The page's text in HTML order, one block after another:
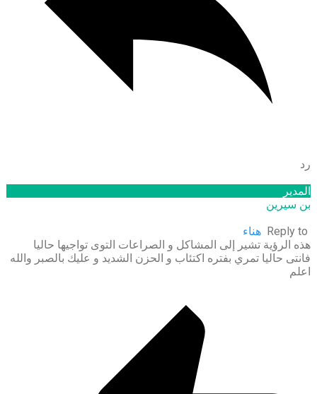
رد
المدير
بن سيرين
هناء
هذه الرؤية تشير إلى المشاكل و الصراعات التوى تواجيها حاليا
فانتى حاليا تمري بفتره اكتئاب و الحزن الشديد و عليك بالصبر والله
اعلم